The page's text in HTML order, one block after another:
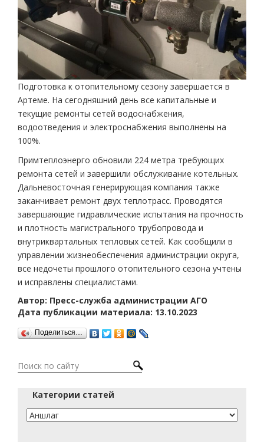
Подготовка к отопительному сезону завершается в
Артеме. На сегодняшний день все капитальные и
текущие ремонты сетей водоснабжения,
водоотведения и электроснабжения выполнены на
100%.
Примтеплоэнерго обновили 224 метра требующих
ремонта сетей и завершили обслуживание котельных.
Дальневосточная генерирующая компания также
заканчивает ремонт двух теплотрасс. Проводятся
завершающие гидравлические испытания на прочность
и плотность магистрального трубопровода и
внутриквартальных тепловых сетей. Как сообщили в
управлении жизнеобеспечения администрации округа,
все недочеты прошлого отопительного сезона учтены
и исправлены специалистами.
Автор: Пресс-служба администрации АГО
Дата публикации материала: 13.10.2023
Поделиться…
Категории статей